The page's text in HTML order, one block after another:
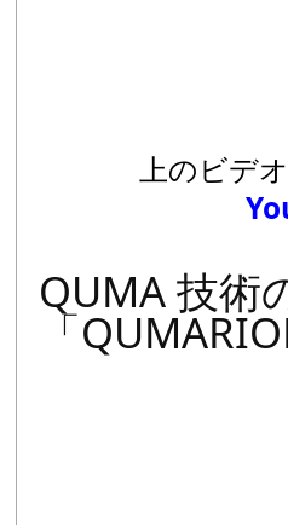
上のビデ
QUMA 技術
「